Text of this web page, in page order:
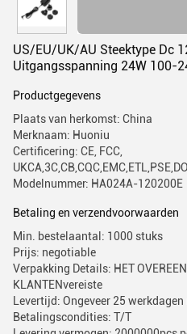
US/EU/UK/AU Steektype Dc
Uitgangsspanning 24W 100-
Productgegevens
Plaats van herkomst: China
Merknaam: Huoniu
Certificering: CE, FCC,
Modelnummer: HA024A-120200E
Betaling en verzendvoorwaarden
Min. bestelaantal: 1000 stuks
Prijs: negotiable
Verpakking Details: HET
KLANTENvereiste
Levertijd: Ongeveer 25
Betalingscondities: T/T